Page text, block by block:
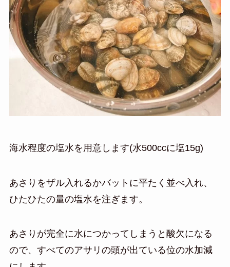
海水程度の塩水を用意します(水500ccに塩15g)
あさりをザル入れるかバットに平たく並べ入れ、
ひたひたの量の塩水を注ぎます。
あさりが完全に水につかってしまうと酸欠になる
ので、すべてのアサリの頭が出ている位の水加減